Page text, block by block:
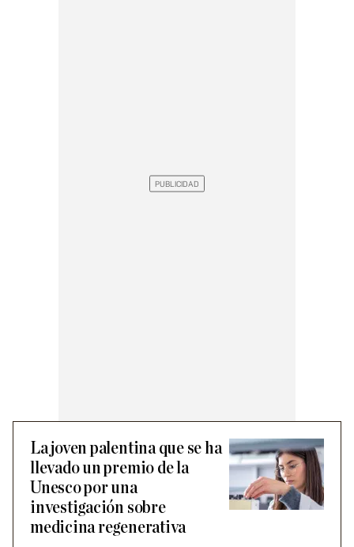
La joven palentina que se ha
llevado un premio de la
Unesco por una
investigación sobre
medicina regenerativa